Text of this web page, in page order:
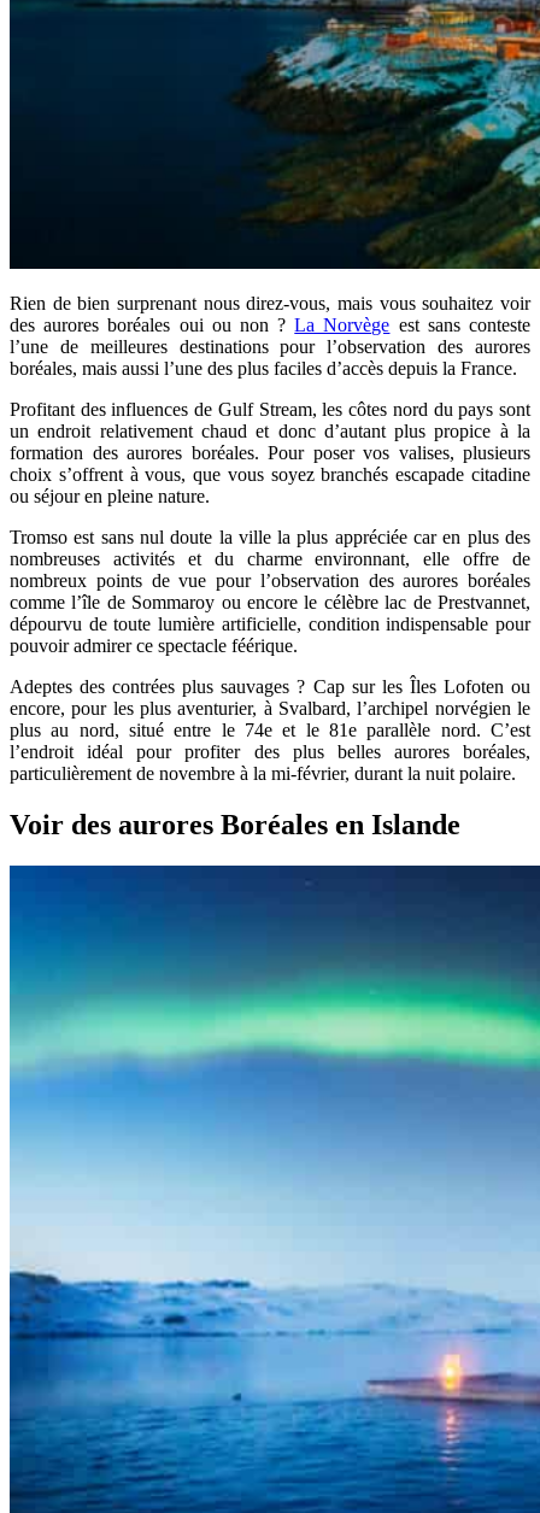
Rien de bien surprenant nous direz-vous, mais vous souhaitez voir
des aurores boréales oui ou non ?La Norvège est sans conteste
l’une de meilleures destinations pour l’observation des aurores
boréales, mais aussi l’une des plus faciles d’accès depuis la France.
Profitant des influences de Gulf Stream, les côtes nord du pays sont
un endroit relativement chaud et donc d’autant plus propice à la
formation des aurores boréales. Pour poser vos valises, plusieurs
choix s’offrent à vous, que vous soyez branchés escapade citadine
ou séjour en pleine nature.
Tromso est sans nul doute la ville la plus appréciée car en plus des
nombreuses activités et du charme environnant, elle offre de
nombreux points de vue pour l’observation des aurores boréales
comme l’île de Sommaroy ou encore le célèbre lac de Prestvannet,
dépourvu de toute lumière artificielle, condition indispensable pour
pouvoir admirer ce spectacle féérique.
Adeptes des contrées plus sauvages ? Cap sur les Îles Lofoten ou
encore, pour les plus aventurier, à Svalbard, l’archipel norvégien le
plus au nord, situé entre le 74e et le 81e parallèle nord. C’est
l’endroit idéal pour profiter des plus belles aurores boréales,
particulièrement de novembre à la mi-février, durant la nuit polaire.
Voir des aurores Boréales en Islande